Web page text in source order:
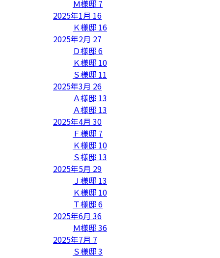
Ｍ様邸 7
2025年1月 16
Ｋ様邸 16
2025年2月 27
Ｄ様邸6
Ｋ様邸 10
Ｓ様邸 11
2025年3月 26
Ａ様邸 13
Ａ様邸 13
2025年4月 30
Ｆ様邸 7
Ｋ様邸 10
Ｓ様邸 13
2025年5月 29
Ｊ様邸 13
Ｋ様邸 10
Ｔ様邸6
2025年6月 36
Ｍ様邸36
2025年7月 7
Ｓ様邸3